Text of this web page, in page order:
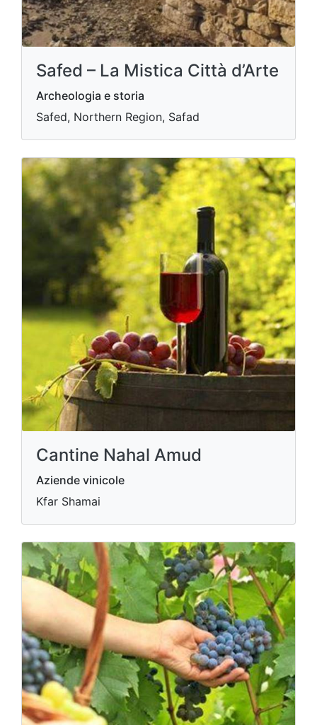
Safed – La Mistica Città d’Arte
Archeologia e storia
Safed, Northern Region, Safad
Cantine Nahal Amud
Aziende vinicole
Kfar Shamai